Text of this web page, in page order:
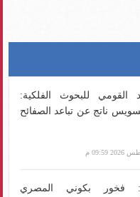
القومي للبحوث الفلكية:
ناتج عن تباعد الصفائح
فخور بكوني المصري